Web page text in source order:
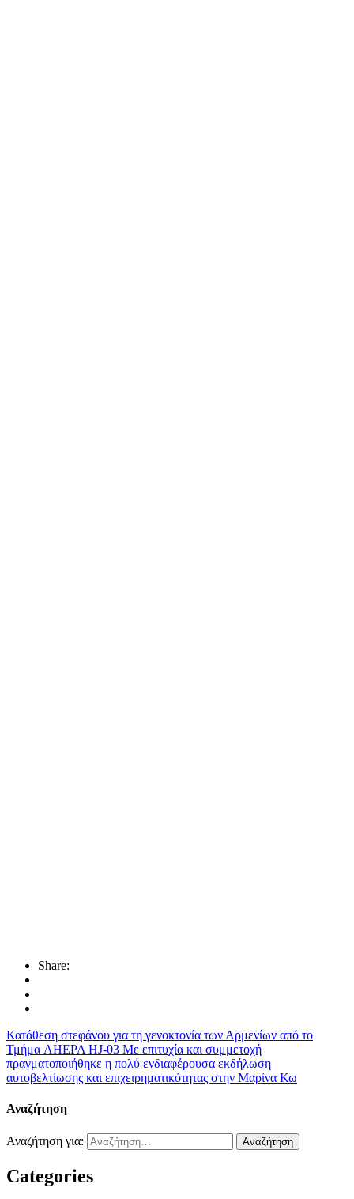
Share:
Κατάθεση στεφάνου για τη γενοκτονία των Αρμενίων από το
Τμήμα AHEPA HJ-03 Με επιτυχία και συμμετοχή
πραγματοποιήθηκε η πολύ ενδιαφέρουσα εκδήλωση
αυτοβελτίωσης και επιχειρηματικότητας στην Μαρίνα Κω
Αναζήτηση
Αναζήτηση για:
Categories